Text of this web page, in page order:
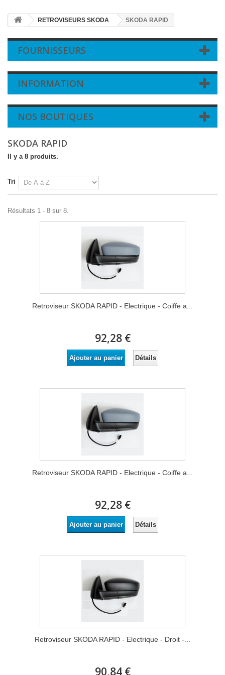
RETROVISEURS SKODA SKODA RAPID
FOURNISSEURS
INFORMATION
NOS BOUTIQUES
SKODA RAPID
Il y a 8 produits.
Tri
Résultats 1 - 8 sur 8.
Retroviseur SKODA RAPID - Electrique - Coiffe a...
92,28 €
Ajouter au panier Détails
Retroviseur SKODA RAPID - Electrique - Coiffe a...
92,28 €
Ajouter au panier Détails
Retroviseur SKODA RAPID - Electrique - Droit -...
90,84 €